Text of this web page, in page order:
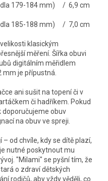
179-184 mm) / 6,9 cm
185-188 mm) / 7,0 cm
klasickým
měření. Šířka obuvi
digitálním měřidlem
mm je přípustná.
ani sušit na topení či v
či hadříkem. Pokud
doporučujeme obuv
na obuv ve spreji.
– od chvíle, kdy se dítě plazí,
nutné poskytnout mu
"Milami" se pyšní tím, že
o zdraví dětských
rodičů, aby vždy věděli, co